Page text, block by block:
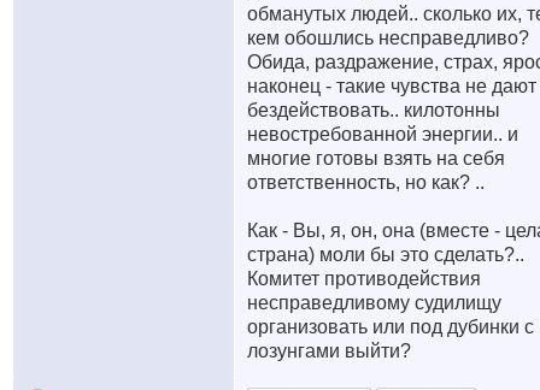
обманутых людей.. сколько их,
кем обошлись несправедливо?
Обида, раздражение, страх,
наконец - такие чувства не дают
бездействовать.. килотонны
невостребованной энергии.. и
многие готовы взять на себя
ответственность, но как? ..
Как - Вы, я, он, она (вместе -
страна) моли бы это сделать?..
Комитет противодействия
несправедливому судилищу
организовать или под дубинки с
лозунгами выйти?